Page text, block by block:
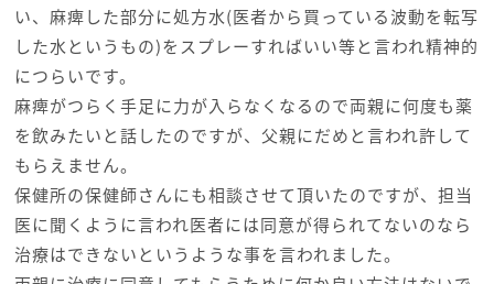
い、麻痺した部分に処方水(医者から買っている波動を転写
した水というもの)をスプレーすればいい等と言われ精神的
につらいです。
麻痺がつらく手足に力が入らなくなるので両親に何度も薬
を飲みたいと話したのですが、父親にだめと言われ許して
もらえません。
保健所の保健師さんにも相談させて頂いたのですが、担当
医に聞くように言われ医者には同意が得られてないのなら
治療はできないというような事を言われました。